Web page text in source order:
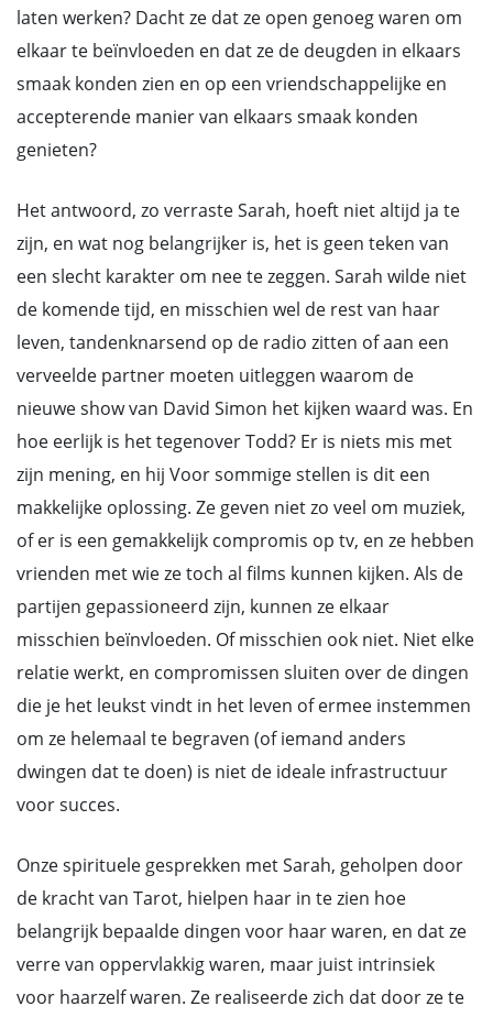
laten werken? Dacht ze dat ze open genoeg waren om
elkaar te beïnvloeden en dat ze de deugden in elkaars
smaak konden zien en op een vriendschappelijke en
accepterende manier van elkaars smaak konden
genieten?
Het antwoord, zo verraste Sarah, hoeft niet altijd ja te
zijn, en wat nog belangrijker is, het is geen teken van
een slecht karakter om nee te zeggen. Sarah wilde niet
de komende tijd, en misschien wel de rest van haar
leven, tandenknarsend op de radio zitten of aan een
verveelde partner moeten uitleggen waarom de
nieuwe show van David Simon het kijken waard was. En
hoe eerlijk is het tegenover Todd? Er is niets mis met
zijn mening, en hij Voor sommige stellen is dit een
makkelijke oplossing. Ze geven niet zo veel om muziek,
of er is een gemakkelijk compromis op tv, en ze hebben
vrienden met wie ze toch al films kunnen kijken. Als de
partijen gepassioneerd zijn, kunnen ze elkaar
misschien beïnvloeden. Of misschien ook niet. Niet elke
relatie werkt, en compromissen sluiten over de dingen
die je het leukst vindt in het leven of ermee instemmen
om ze helemaal te begraven (of iemand anders
dwingen dat te doen) is niet de ideale infrastructuur
voor succes.
Onze spirituele gesprekken met Sarah, geholpen door
de kracht van Tarot, hielpen haar in te zien hoe
belangrijk bepaalde dingen voor haar waren, en dat ze
verre van oppervlakkig waren, maar juist intrinsiek
voor haarzelf waren. Ze realiseerde zich dat door ze te